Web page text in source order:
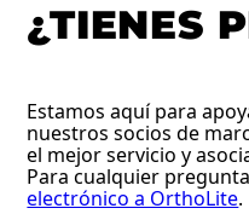
¿TIENES
Estamos aquí para
nuestros socios de
el mejor servicio y
Para cualquier
electrónico a OrthoLite.